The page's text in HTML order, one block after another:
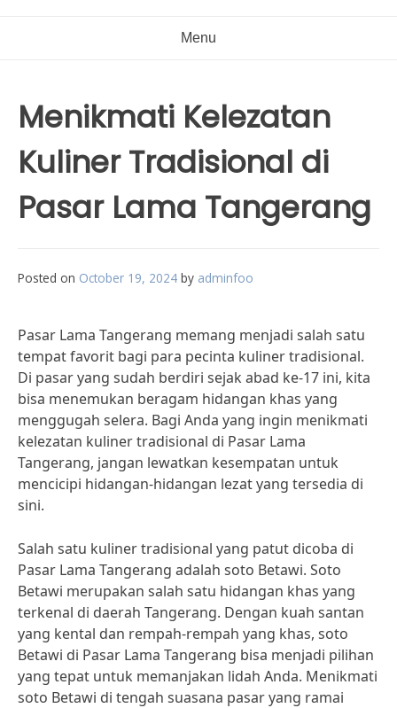
Menu
Menikmati Kelezatan
Kuliner Tradisional di
Pasar Lama Tangerang
Posted on October 19, 2024 by adminfoo
Pasar Lama Tangerang memang menjadi salah satu
tempat favorit bagi para pecinta kuliner tradisional.
Di pasar yang sudah berdiri sejak abad ke-17 ini, kita
bisa menemukan beragam hidangan khas yang
menggugah selera. Bagi Anda yang ingin menikmati
kelezatan kuliner tradisional di Pasar Lama
Tangerang, jangan lewatkan kesempatan untuk
mencicipi hidangan-hidangan lezat yang tersedia di
sini.
Salah satu kuliner tradisional yang patut dicoba di
Pasar Lama Tangerang adalah soto Betawi. Soto
Betawi merupakan salah satu hidangan khas yang
terkenal di daerah Tangerang. Dengan kuah santan
yang kental dan rempah-rempah yang khas, soto
Betawi di Pasar Lama Tangerang bisa menjadi pilihan
yang tepat untuk memanjakan lidah Anda. Menikmati
soto Betawi di tengah suasana pasar yang ramai